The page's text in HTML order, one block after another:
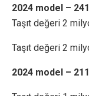
2024 model –
Taşıt değeri 2
Taşıt değeri 2
2024 model –